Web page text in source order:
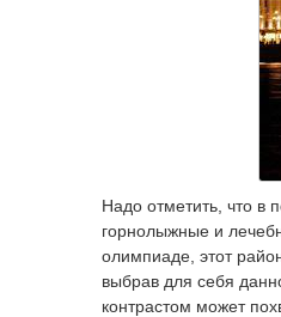
Надо отметить, что в
горнолыжные и
олимпиаде, этот
выбрав для себя
контрастом может